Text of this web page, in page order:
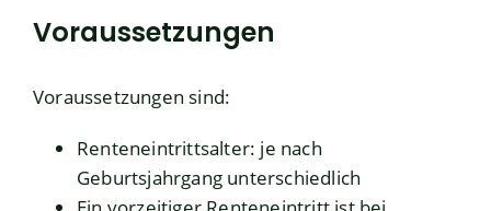
Voraussetzungen
Voraussetzungen sind:
Renteneintrittsalter: je nach
Geburtsjahrgang unterschiedlich